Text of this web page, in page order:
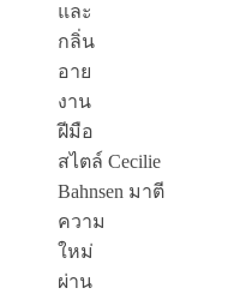
และ
กลิ่น
อาย
งาน
ฝีมือ
สไตล์ Cecilie
Bahnsen มาตี
ความ
ใหม่
ผ่าน